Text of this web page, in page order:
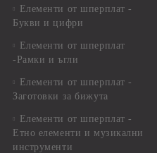
Елементи от шперплат -
Букви и цифри
Елементи от шперплат
-Рамки и ъгли
Елементи от шперплат -
Заготовки за бижута
Елементи от шперплат -
Етно елементи и музикални
инструменти